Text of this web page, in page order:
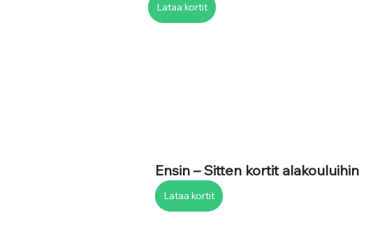
Lataa kortit
Ensin – Sitten kortit alakouluihin
Lataa kortit